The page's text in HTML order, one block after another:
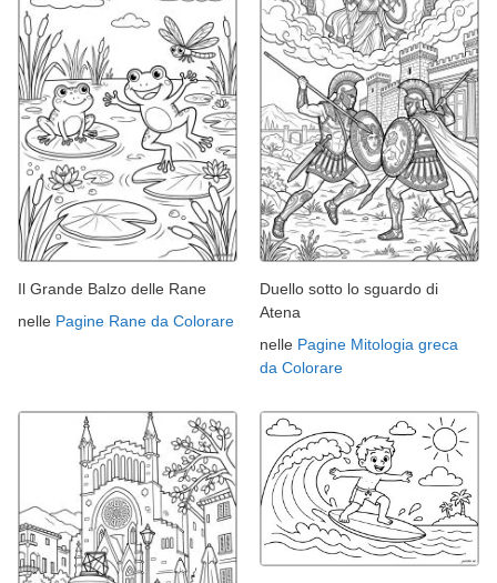
Il Grande Balzo delle Rane
nelle Pagine Rane da Colorare
Duello sotto lo sguardo di
Atena
nelle Pagine Mitologia greca
da Colorare